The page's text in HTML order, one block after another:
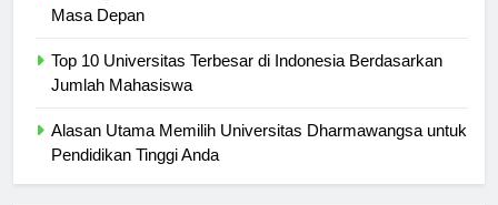
Ranking Universitas di Indonesia 2025: 10 Terbaik untuk
Top 10 Universitas Terbesar di Indonesia Berdasarkan
Alasan Utama Memilih Universitas Dharmawangsa untuk